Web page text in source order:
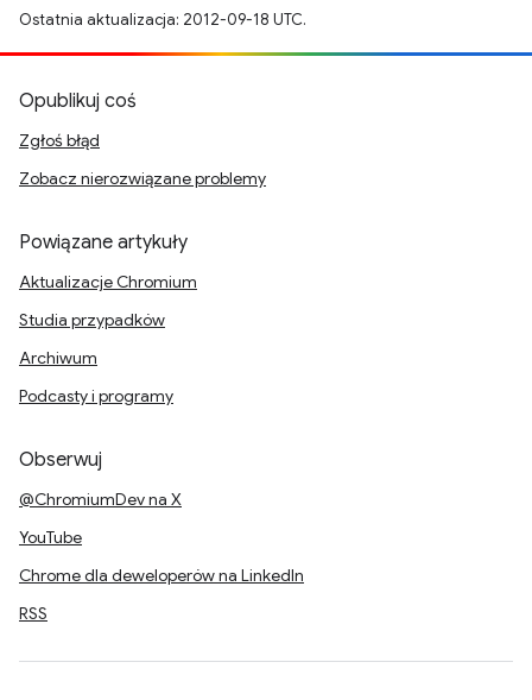
Ostatnia aktualizacja: 2012-09-18 UTC.
Opublikuj coś
Zgłoś błąd
Zobacz nierozwiązane problemy
Powiązane artykuły
Aktualizacje Chromium
Studia przypadków
Archiwum
Podcasty i programy
Obserwuj
@ChromiumDev na X
YouTube
Chrome dla deweloperów na LinkedIn
RSS